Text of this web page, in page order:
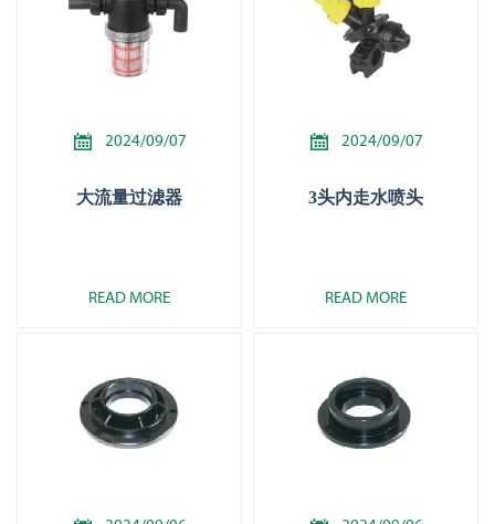
 2024/09/07
大流量过滤器
READ MORE
 2024/09/07
3头内走水喷头
READ MORE